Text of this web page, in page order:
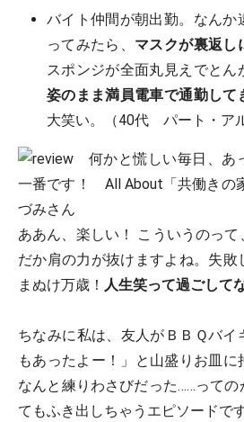
バイト仲間が朝出勤。なんか
ってみたら、 マスクが裏返し
スポンジが全面丸見えでとん
姿のまま満員電車で通勤して
大笑い。（40代 パート・ア
ああん、楽しい！ こういうのっ
だか肩の力が抜けますよね。失敗
まぬけ万歳！ 人生笑って過ごして
ちなみに私は、友人がＢＢＱバイ
もあったよー！」と山盛りお皿に
なんと練りわさびだった……っての
てもふき出しちゃうエピソードで